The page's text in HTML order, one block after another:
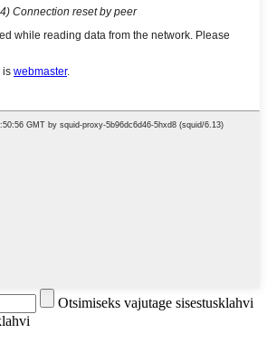
Otsimiseks vajutage sisestusklahvi